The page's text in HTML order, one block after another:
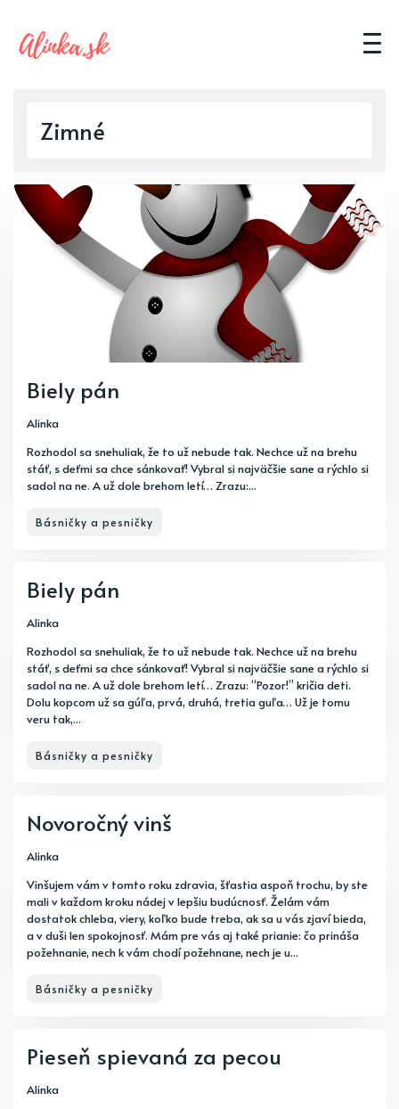
Zimné
Biely pán
Alinka
Rozhodol sa snehuliak, že to už nebude tak. Nechce už na brehu
stáť, s deťmi sa chce sánkovať! Vybral si najväčšie sane a rýchlo si
sadol na ne. A už dole brehom letí… Zrazu:...
Básničky a pesničky
Biely pán
Alinka
Rozhodol sa snehuliak, že to už nebude tak. Nechce už na brehu
stáť, s deťmi sa chce sánkovať! Vybral si najväčšie sane a rýchlo si
sadol na ne. A už dole brehom letí… Zrazu: “Pozor!” kričia deti.
Dolu kopcom už sa gúľa, prvá, druhá, tretia guľa… Už je tomu
veru tak,...
Básničky a pesničky
Novoročný vinš
Alinka
Vinšujem vám v tomto roku zdravia, šťastia aspoň trochu, by ste
mali v každom kroku nádej v lepšiu budúcnosť. Želám vám
dostatok chleba, viery, koľko bude treba, ak sa u vás zjaví bieda,
a v duši len spokojnosť. Mám pre vás aj také prianie: čo prináša
požehnanie, nech k vám chodí požehnane, nech je u...
Básničky a pesničky
Pieseň spievaná za pecou
Alinka